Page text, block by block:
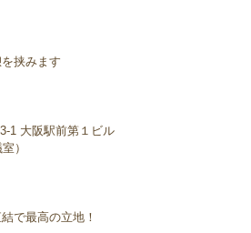
挟みます
1 大阪駅前第１ビル
）
で最高の立地！